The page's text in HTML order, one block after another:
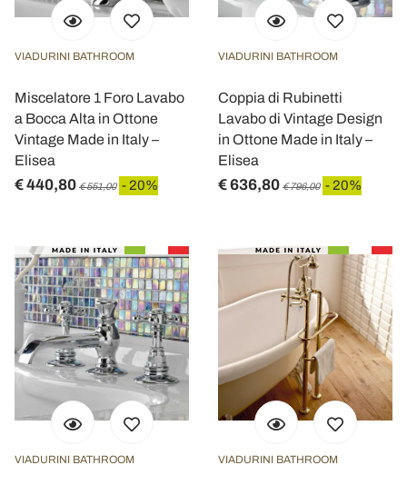
VIADURINI BATHROOM
Miscelatore 1 Foro Lavabo
a Bocca Alta in Ottone
Vintage Made in Italy –
Elisea
€ 440,80 € 551,00 - 20%
VIADURINI BATHROOM
Coppia di Rubinetti
Lavabo di Vintage Design
in Ottone Made in Italy –
Elisea
€ 636,80 € 796,00 - 20%
VIADURINI BATHROOM VIADURINI BATHROOM